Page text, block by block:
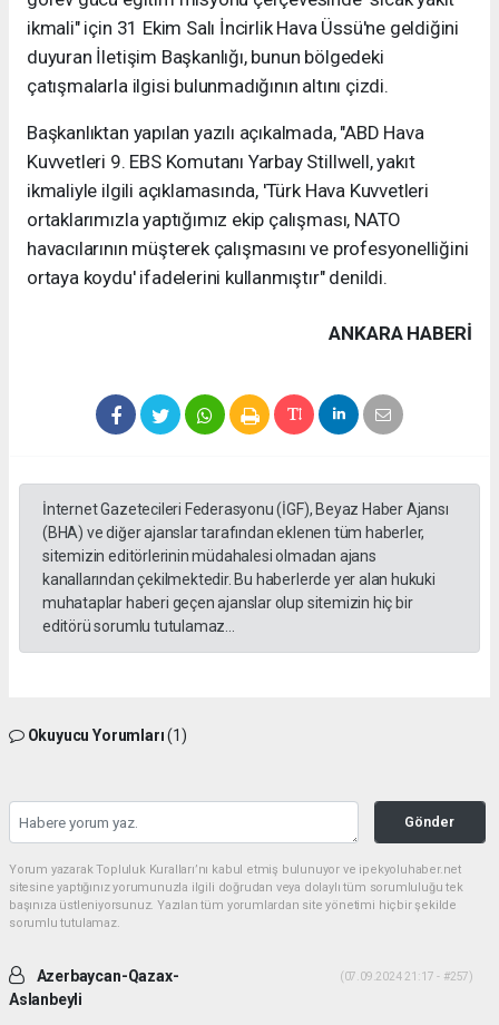
ikmali" için 31 Ekim Salı İncirlik Hava Üssü'ne geldiğini
duyuran İletişim Başkanlığı, bunun bölgedeki
çatışmalarla ilgisi bulunmadığının altını çizdi.
Başkanlıktan yapılan yazılı açıkalmada, "ABD Hava
Kuvvetleri 9. EBS Komutanı Yarbay Stillwell, yakıt
ikmaliyle ilgili açıklamasında, 'Türk Hava Kuvvetleri
ortaklarımızla yaptığımız ekip çalışması, NATO
havacılarının müşterek çalışmasını ve profesyonelliğini
ortaya koydu' ifadelerini kullanmıştır" denildi.
ANKARA HABERİ
İnternet Gazetecileri Federasyonu (İGF), Beyaz Haber Ajansı
(BHA) ve diğer ajanslar tarafından eklenen tüm haberler,
sitemizin editörlerinin müdahalesi olmadan ajans
kanallarından çekilmektedir. Bu haberlerde yer alan hukuki
muhataplar haberi geçen ajanslar olup sitemizin hiç bir
editörü sorumlu tutulamaz...
Okuyucu Yorumları(1)
Gönder
Yorum yazarak Topluluk Kuralları’nı kabul etmiş bulunuyor ve ipekyoluhaber.net
sitesine yaptığınız yorumunuzla ilgili doğrudan veya dolaylı tüm sorumluluğu tek
başınıza üstleniyorsunuz. Yazılan tüm yorumlardan site yönetimi hiçbir şekilde
sorumlu tutulamaz.
Azerbaycan-Qazax-
Aslanbeyli
(07.09.2024 21:17 - #257)